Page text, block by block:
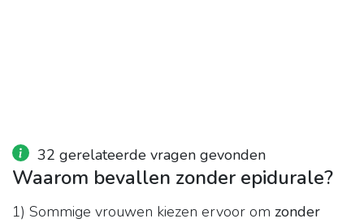
32 gerelateerde vragen gevonden
Waarom bevallen zonder epidurale?
1) Sommige vrouwen kiezen ervoor om zonder